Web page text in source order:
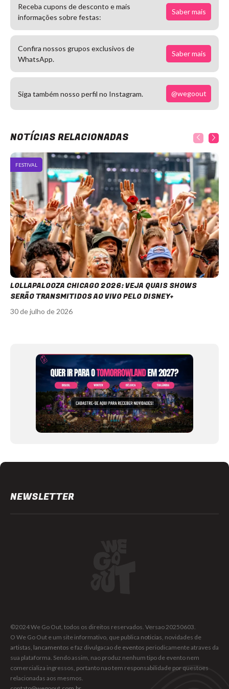
Receba cupons de desconto e mais
informações sobre festas:
Saber mais
Confira nossos grupos exclusivos de
WhatsApp.
Saber mais
Siga também nosso perfil no Instagram. @wegoout
NOTÍCIAS RELACIONADAS
FESTIVAL
LOLLAPALOOZA CHICAGO 2026: VEJA QUAIS SHOWS
SERÃO TRANSMITIDOS AO VIVO PELO DISNEY+
30 de julho de 2026
NEWSLETTER
©2024 We Go Out, todos os direitos reservados. Versao 20250603.
O We Go Out e um site informativo, que publica noticias, novidades de
artistas, lancamentos e faz divulgacao de eventos periodicamente atraves da
sua plataforma. Sendo assim, nao produz nenhum tipo de evento nem
comercializa ingressos, portanto nao tem responsabilidade por questoes
relacionadas aos mesmos.